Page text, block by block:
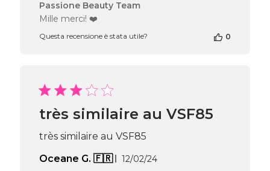
Commenti
del
Beauty
Team
del
Fri
Jul
26
Passione Beauty Team
Mille merci! ❤️
Questa recensione è stata utile? 0
très similaire au VSF85
très similaire au VSF85
Oceane G. 🇫🇷
Data
12/02/24